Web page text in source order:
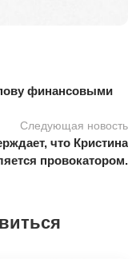
финансовыми
Следующая новость
что Кристина
провокатором.